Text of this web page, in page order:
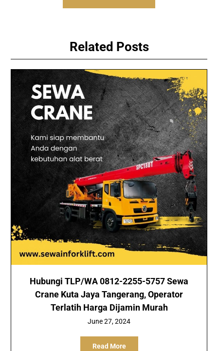
Related Posts
Hubungi TLP/WA 0812-2255-5757 Sewa
Crane Kuta Jaya Tangerang, Operator
Terlatih Harga Dijamin Murah
June 27, 2024
Read More